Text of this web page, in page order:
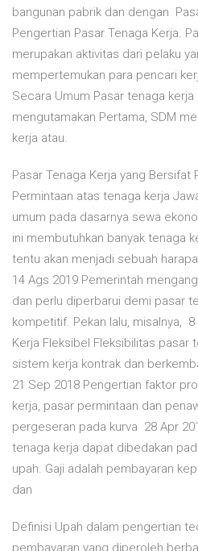
bangunan pabrik dan dengan
Pengertian Pasar Tenaga Kerja.
merupakan aktivitas dari pelaku
mempertemukan para pencari
Secara Umum Pasar tenaga kerja
mengutamakan Pertama, SDM
kerja atau.
Pasar Tenaga Kerja yang Bersifat
Permintaan atas tenaga kerja
umum pada dasarnya sewa
ini membutuhkan banyak tenaga
tentu akan menjadi sebuah
14 Ags 2019 Pemerintah
dan perlu diperbarui demi pasar
kompetitif. Pekan lalu, misalnya,
Kerja Fleksibel Fleksibilitas pasar
sistem kerja kontrak dan
21 Sep 2018 Pengertian faktor
kerja, pasar permintaan dan
pergeseran pada kurva 28 Apr
tenaga kerja dapat dibedakan
upah. Gaji adalah pembayaran
dan
Definisi Upah dalam pengertian